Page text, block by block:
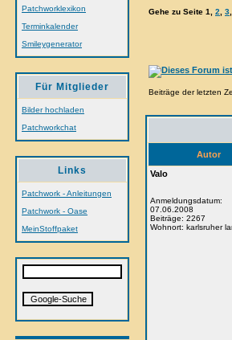
Patchworklexikon
Terminkalender
Smileygenerator
Für Mitglieder
Bilder hochladen
Patchworkchat
Links
Patchwork - Anleitungen
Patchwork - Oase
MeinStoffpaket
Gehe zu Seite 1 2 3
Beiträge der letzten
Autor
Valo
Anmeldungsdatum:
07.06.2008
Beiträge: 2267
Wohnort: karlsruher